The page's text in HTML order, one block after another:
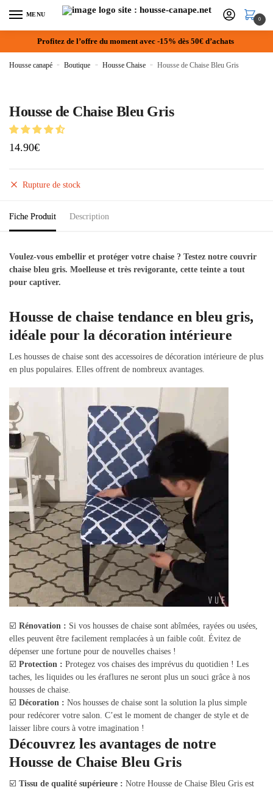
MENU
0
Profitez de l’offre du moment avec -15% dès 50€ d’achats
Housse canapé » Boutique » Housse Chaise » Housse de Chaise Bleu Gris
Housse de Chaise Bleu Gris
14.90€
Rupture de stock
Fiche Produit Description
Voulez-vous embellir et protéger votre chaise ? Testez notre couvrir
chaise bleu gris. Moelleuse et très revigorante, cette teinte a tout
pour captiver.
Housse de chaise tendance en bleu gris,
idéale pour la décoration intérieure
Les housses de chaise sont des accessoires de décoration intérieure de plus
en plus populaires. Elles offrent de nombreux avantages.
☑️ Rénovation : Si vos housses de chaise sont abîmées, rayées ou usées,
elles peuvent être facilement remplacées à un faible coût. Évitez de
dépenser une fortune pour de nouvelles chaises !
☑️ Protection : Protegez vos chaises des imprévus du quotidien ! Les
taches, les liquides ou les éraflures ne seront plus un souci grâce à nos
housses de chaise.
☑️ Décoration : Nos housses de chaise sont la solution la plus simple
pour redécorer votre salon. C’est le moment de changer de style et de
laisser libre cours à votre imagination !
Découvrez les avantages de notre
Housse de Chaise Bleu Gris
☑️ Tissu de qualité supérieure : Notre Housse de Chaise Bleu Gris est